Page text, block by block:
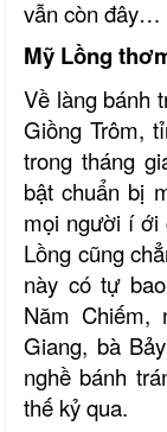
vẫn còn đây…
Mỹ Lồng
Về làng bánh
Giồng Trôm,
trong tháng
bật chuẩn bị
mọi người í ới
Lồng cũng
này có tự
Năm Chiếm,
Giang, bà
nghề bánh
thế kỷ qua.